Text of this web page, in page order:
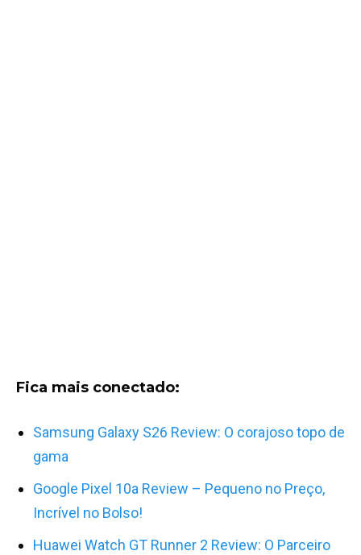
Fica mais conectado:
Samsung Galaxy S26 Review: O corajoso topo de
gama
Google Pixel 10a Review – Pequeno no Preço,
Incrível no Bolso!
Huawei Watch GT Runner 2 Review: O Parceiro